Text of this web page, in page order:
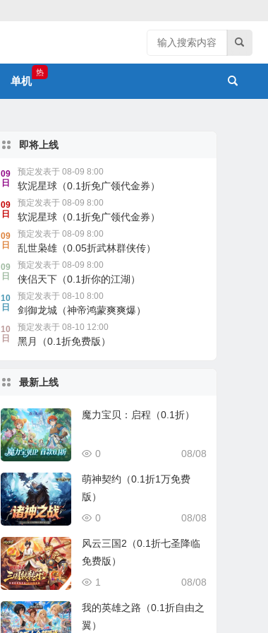
单机
热
即将上线
09
日
预定发表于 08-09 8:00
软泥星球（0.1折免广领代金券）
09
日
预定发表于 08-09 8:00
软泥星球（0.1折免广领代金券）
09
日
预定发表于 08-09 8:00
乱世枭雄（0.05折武林群侠传）
09
日
预定发表于 08-09 8:00
侠侣天下（0.1折你的江湖）
10
日
预定发表于 08-10 8:00
剑御龙城（神帝鸿蒙爽爽爆）
10
日
预定发表于 08-10 12:00
黑月（0.1折免费版）
最新上线
魔力宝贝：启程（0.1折）
08/08
0
萌神契约（0.1折1万免费
版）
08/08
0
风云三国2（0.1折七圣降临
免费版）
08/08
1
我的英雄之路（0.1折自由之
翼）